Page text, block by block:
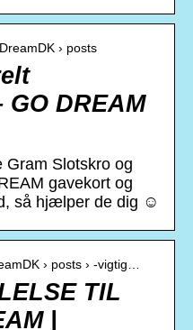
› posts
DREAM
Gram Slotskro og
gavekort og
så hjælper de dig ☺️
› posts › ️-vigtig…
TIL
|